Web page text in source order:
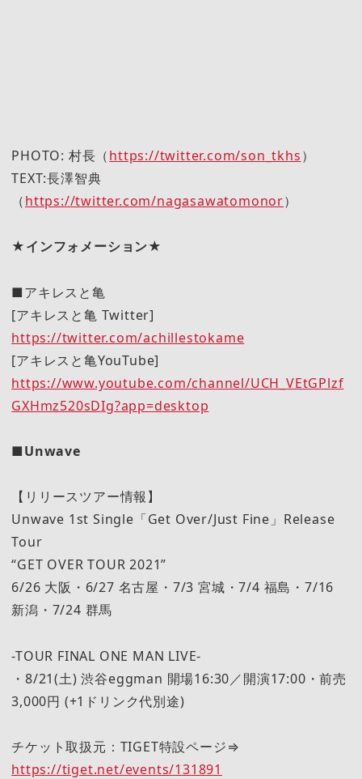
PHOTO: 村長（https://twitter.com/son_tkhs）
TEXT:長澤智典
（https://twitter.com/nagasawatomonor）
★インフォメーション★
■アキレスと亀
[アキレスと亀 Twitter]
https://twitter.com/achillestokame
[アキレスと亀YouTube]
https://www.youtube.com/channel/UCH_VEtGPlzf
GXHmz520sDIg?app=desktop
■Unwave
【リリースツアー情報】
Unwave 1st Single「Get Over/Just Fine」Release
Tour
“GET OVER TOUR 2021”
6/26 大阪・6/27 名古屋・7/3 宮城・7/4 福島・7/16
新潟・7/24 群馬
-TOUR FINAL ONE MAN LIVE-
・8/21(土) 渋谷eggman 開場16:30／開演17:00・前売
3,000円 (+1ドリンク代別途)
チケット取扱元：TIGET特設ページ⇒
https://tiget.net/events/131891